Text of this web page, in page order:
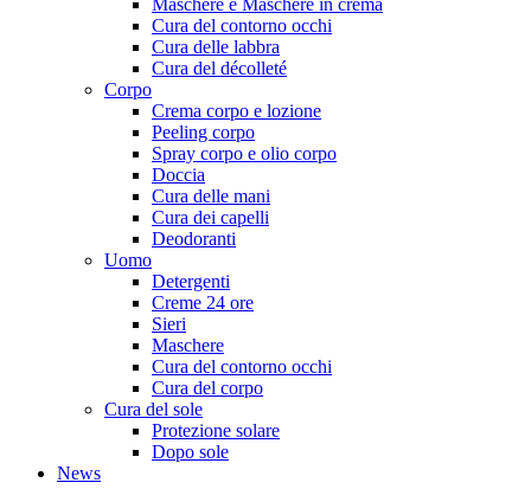
Cura del contorno occhi
Cura delle labbra
Cura del décolleté
Corpo
Crema corpo e lozione
Peeling corpo
Spray corpo e olio corpo
Doccia
Cura delle mani
Cura dei capelli
Deodoranti
Uomo
Detergenti
Creme 24 ore
Sieri
Maschere
Cura del contorno occhi
Cura del corpo
Cura del sole
Protezione solare
Dopo sole
News